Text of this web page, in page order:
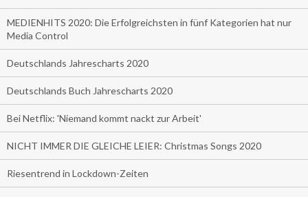
MEDIENHITS 2020: Die Erfolgreichsten in fünf Kategorien hat nur
Media Control
Deutschlands Jahrescharts 2020
Deutschlands Buch Jahrescharts 2020
Bei Netflix: 'Niemand kommt nackt zur Arbeit'
NICHT IMMER DIE GLEICHE LEIER: Christmas Songs 2020
Riesentrend in Lockdown-Zeiten